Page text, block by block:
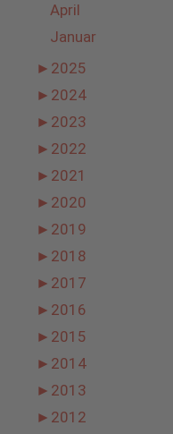
April
Januar
► 2025
► 2024
► 2023
► 2022
► 2021
► 2020
► 2019
► 2018
► 2017
► 2016
► 2015
► 2014
► 2013
► 2012